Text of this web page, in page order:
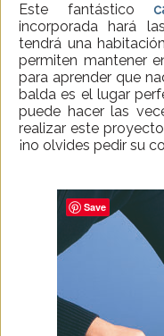
Este fantástico
incorporada hará
tendrá una
permiten mantener
para aprender que
balda es el lugar
puede hacer las
realizar este
¡no olvides pedir su
Save